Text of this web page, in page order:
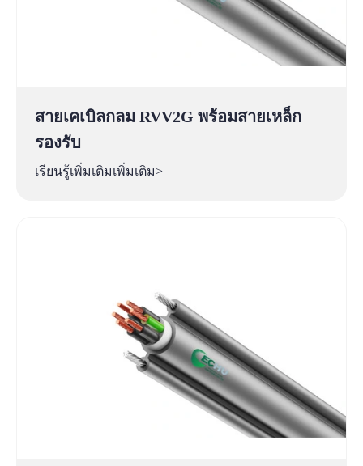
สายเคเบิลกลม RVV2G พร้อมสายเหล็ก
รองรับ
เรียนรู้เพิ่มเติมเพิ่มเติม>